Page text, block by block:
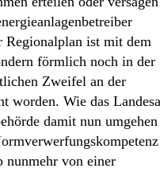
Regionalplan ist mit dem
förmlich noch in der
Zweifel an der
worden. Wie das
damit nun umgehen
von einer